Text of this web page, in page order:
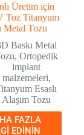
Üretim için
Toz Titanyum
Metal Tozu
Baskı Metal
, Ortopedik
implant
malzemeleri,
Esaslı
Alaşım Tozu
FAZLA
EDININ